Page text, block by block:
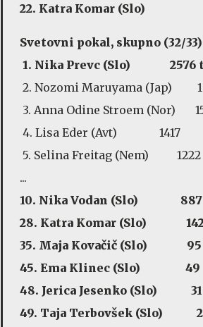
22. Katra Komar (Slo)
Svetovni pokal, skupno (32/
1. Nika Prevc (Slo) 2576
2. Nozomi Maruyama (Jap)
3. Anna Odine Stroem (Nor)
4. Lisa Eder (Avt) 1417
5. Selina Freitag (Nem) 1222
...
10. Nika Vodan (Slo) 887
28. Katra Komar (Slo)
35. Maja Kovačič (Slo) 95
45. Ema Klinec (Slo) 49
48. Jerica Jesenko (Slo) 31
49. Taja Terbovšek (Slo)